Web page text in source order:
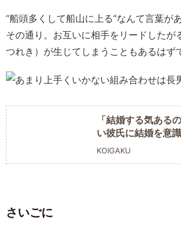
“船頭多くして船山に上る”なんて言葉が
その通り。お互いに相手をリードしたが
つれき）が生じてしまうこともあるはず
「結婚する気ある
い彼氏に結婚を意
KOIGAKU
さいごに